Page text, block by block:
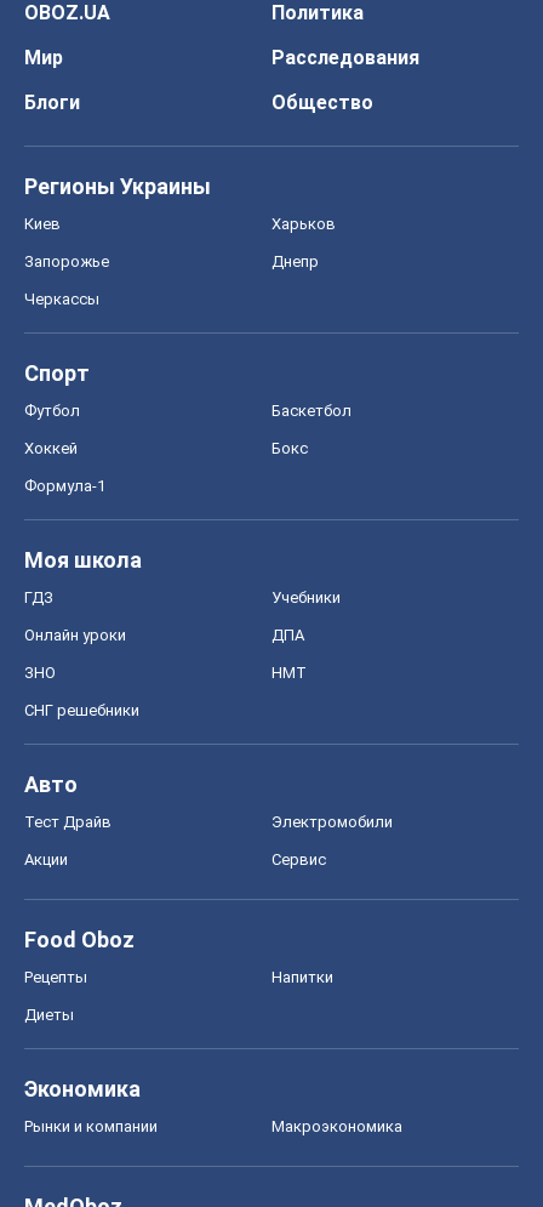
OBOZ.UA
Политика
Мир
Расследования
Блоги
Общество
Регионы Украины
Киев Харьков
Запорожье Днепр
Черкассы
Спорт
Футбол Баскетбол
Хоккей Бокс
Формула-1
Моя школа
ГДЗ Учебники
Онлайн уроки ДПА
ЗНО НМТ
СНГ решебники
Авто
Тест Драйв Электромобили
Акции Сервис
Food Oboz
Рецепты Напитки
Диеты
Экономика
Рынки и компании Mакроэкономика